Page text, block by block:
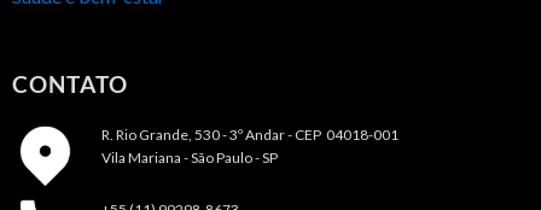
CONTATO
R. Rio Grande, 530 - 3º Andar - CEP 04018-001
Vila Mariana - São Paulo - SP